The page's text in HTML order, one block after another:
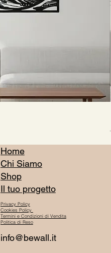
Home
Chi Siamo
Shop
Il tuo progetto
Privacy Policy
Cookies Policy
Termini e Condizioni di Vendita
Politica di Reso
info@bewall.it